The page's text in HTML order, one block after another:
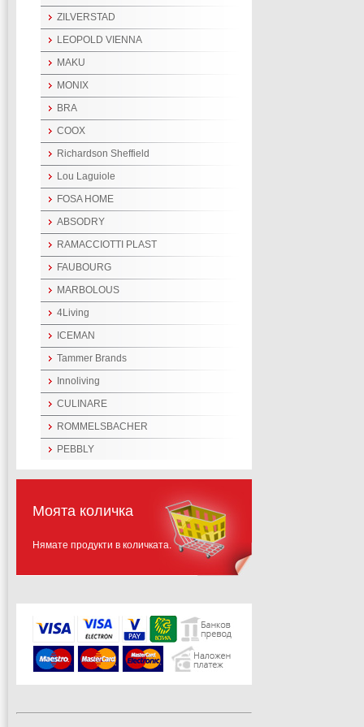
ZILVERSTAD
LEOPOLD VIENNA
MAKU
MONIX
BRA
COOX
Richardson Sheffield
Lou Laguiole
FOSA HOME
ABSODRY
RAMACCIOTTI PLAST
FAUBOURG
MARBOLOUS
4Living
ICEMAN
Tammer Brands
Innoliving
CULINARE
ROMMELSBACHER
PEBBLY
Моята количка
Нямате продукти в количката.